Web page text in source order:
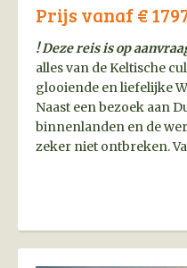
Prijs vanaf €
! Deze reis is op
alles van de Keltische
glooiende en liefelijke
Naast een bezoek aan
binnenlanden en de
zeker niet ontbreken.
hoofdstad Edinburgh.